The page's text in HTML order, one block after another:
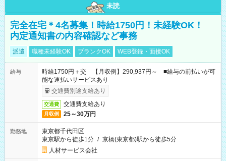
未読
完全在宅＊4名募集！時給1750円！未経験OK！
内定通知書の内容確認など事務
派遣 職種未経験OK ブランクOK WEB登録・面接OK
給与
時給1750円＋交 【月収例】290,937円～ ■給与の前払いが可
能な速払いサービスあり
交通費別途支給あり
交通費 交通費支給あり
月収例 25～30万円
勤務地
東京都千代田区
東京駅から徒歩1分 / 京橋(東京都)駅から徒歩5分
人材サービス会社